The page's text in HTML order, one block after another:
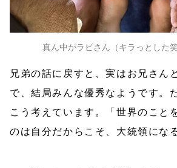
真ん中がラビさん（キラっとした
兄弟の話に戻すと、実はお兄さん
で、結局みんな優秀なようです。
こう考えています。「世界のこと
のは自分だからこそ、大統領にな